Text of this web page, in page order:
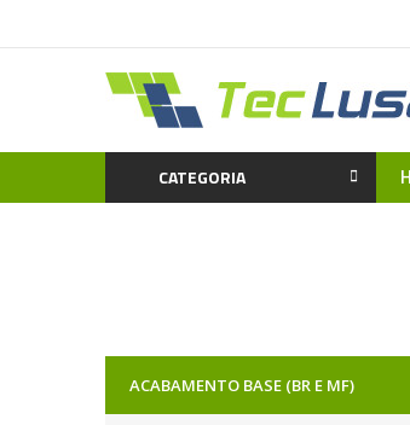
CATEGORIA
ACABAMENTO BASE (BR E MF)